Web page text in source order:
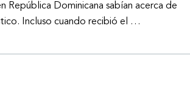
República Dominicana sabían acerca de
Incluso cuando recibió el …